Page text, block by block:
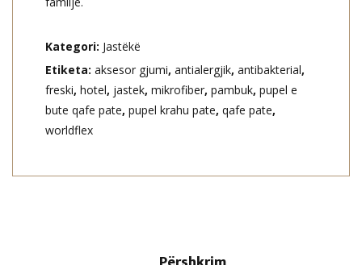
Kategori: Jastëkë
Etiketa: aksesor gjumi, antialergjik, antibakterial,
freski, hotel, jastek, mikrofiber, pambuk, pupel e
bute qafe pate, pupel krahu pate, qafe pate,
worldflex